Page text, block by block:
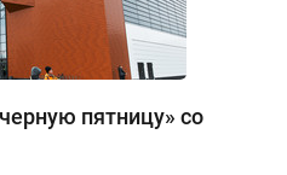
пятницу» со